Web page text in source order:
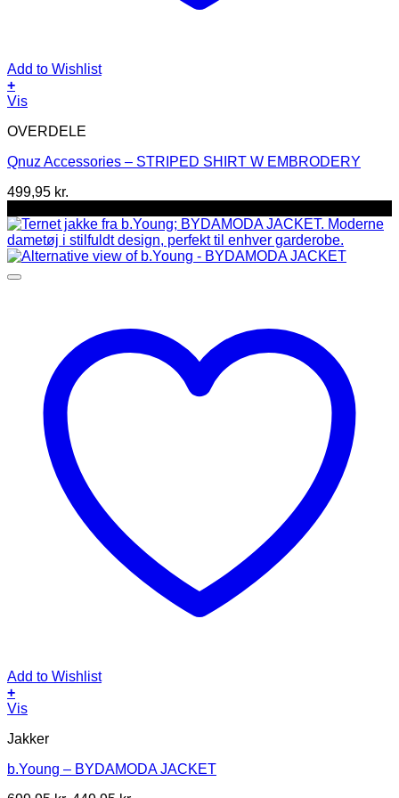
Add to Wishlist
+
Dette
har
varianter.
kan
på
varesiden
Vis
OVERDELE
Qnuz Accessories – STRIPED SHIRT W EMBRODERY
499,95 kr.
Add to Wishlist
+
Dette
har
varianter.
Vis
Jakker
b.Young – BYDAMODA JACKET